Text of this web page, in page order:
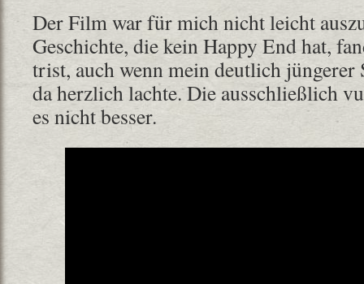
Der Film war für mich nicht leicht
Geschichte, die kein Happy End hat,
trist, auch wenn mein deutlich jüngerer
da herzlich lachte. Die ausschließlich
es nicht besser.